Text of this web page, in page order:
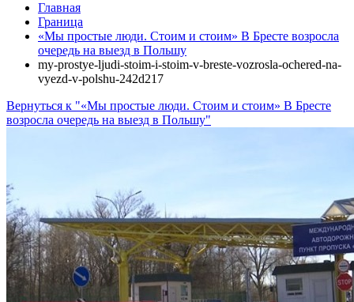
Главная
Граница
«Мы простые люди. Стоим и стоим» В Бресте возросла
очередь на выезд в Польшу
my-prostye-ljudi-stoim-i-stoim-v-breste-vozrosla-ochered-na-
vyezd-v-polshu-242d217
Вернуться к "«Мы простые люди. Стоим и стоим» В Бресте
возросла очередь на выезд в Польшу"